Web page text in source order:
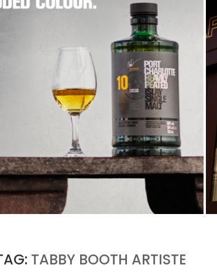
CHARLOTTE 10 : CE QUE 40 PPM DIT
D’UNE RÉCOMPENSE SANS...
by
TABBY BOOTH ARTISTE